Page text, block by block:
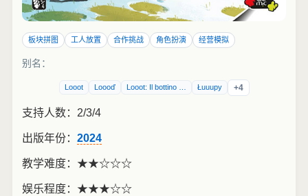
板块拼图 工人放置 合作挑战 角色扮演 经营模拟
别名：
Looot Loooď Looot: Il bottino … Łuuupy +4
支持人数：2/3/4
出版年份： 2024
教学难度： ★★☆☆☆
娱乐程度： ★★★☆☆